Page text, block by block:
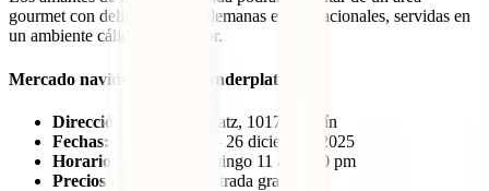
gourmet con delicias típicas alemanas e internacionales, servidas en
un ambiente cálido y acogedor.
Mercado navideño de Alexanderplatz
Dirección:
Alexanderplatz, 10178 Berlín
Fechas:
24 noviembre – 26 diciembre 2025
Horarios:
Lunes a Domingo 11 am - 10 pm
Precios de entrada:
Entrada gratuita